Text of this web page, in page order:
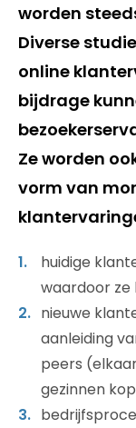
worden
Diverse
online
bijdrage
Ze worden
vorm van
huidige
waardoor ze
nieuwe
aanleiding
peers
gezinnen